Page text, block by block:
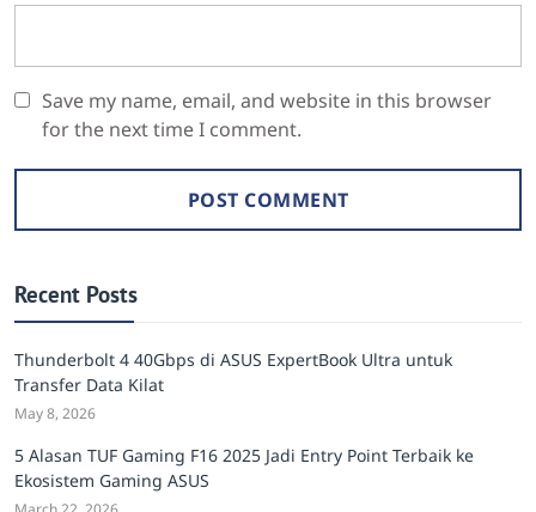
Save my name, email, and website in this browser
for the next time I comment.
Recent Posts
Thunderbolt 4 40Gbps di ASUS ExpertBook Ultra untuk
Transfer Data Kilat
May 8, 2026
5 Alasan TUF Gaming F16 2025 Jadi Entry Point Terbaik ke
Ekosistem Gaming ASUS